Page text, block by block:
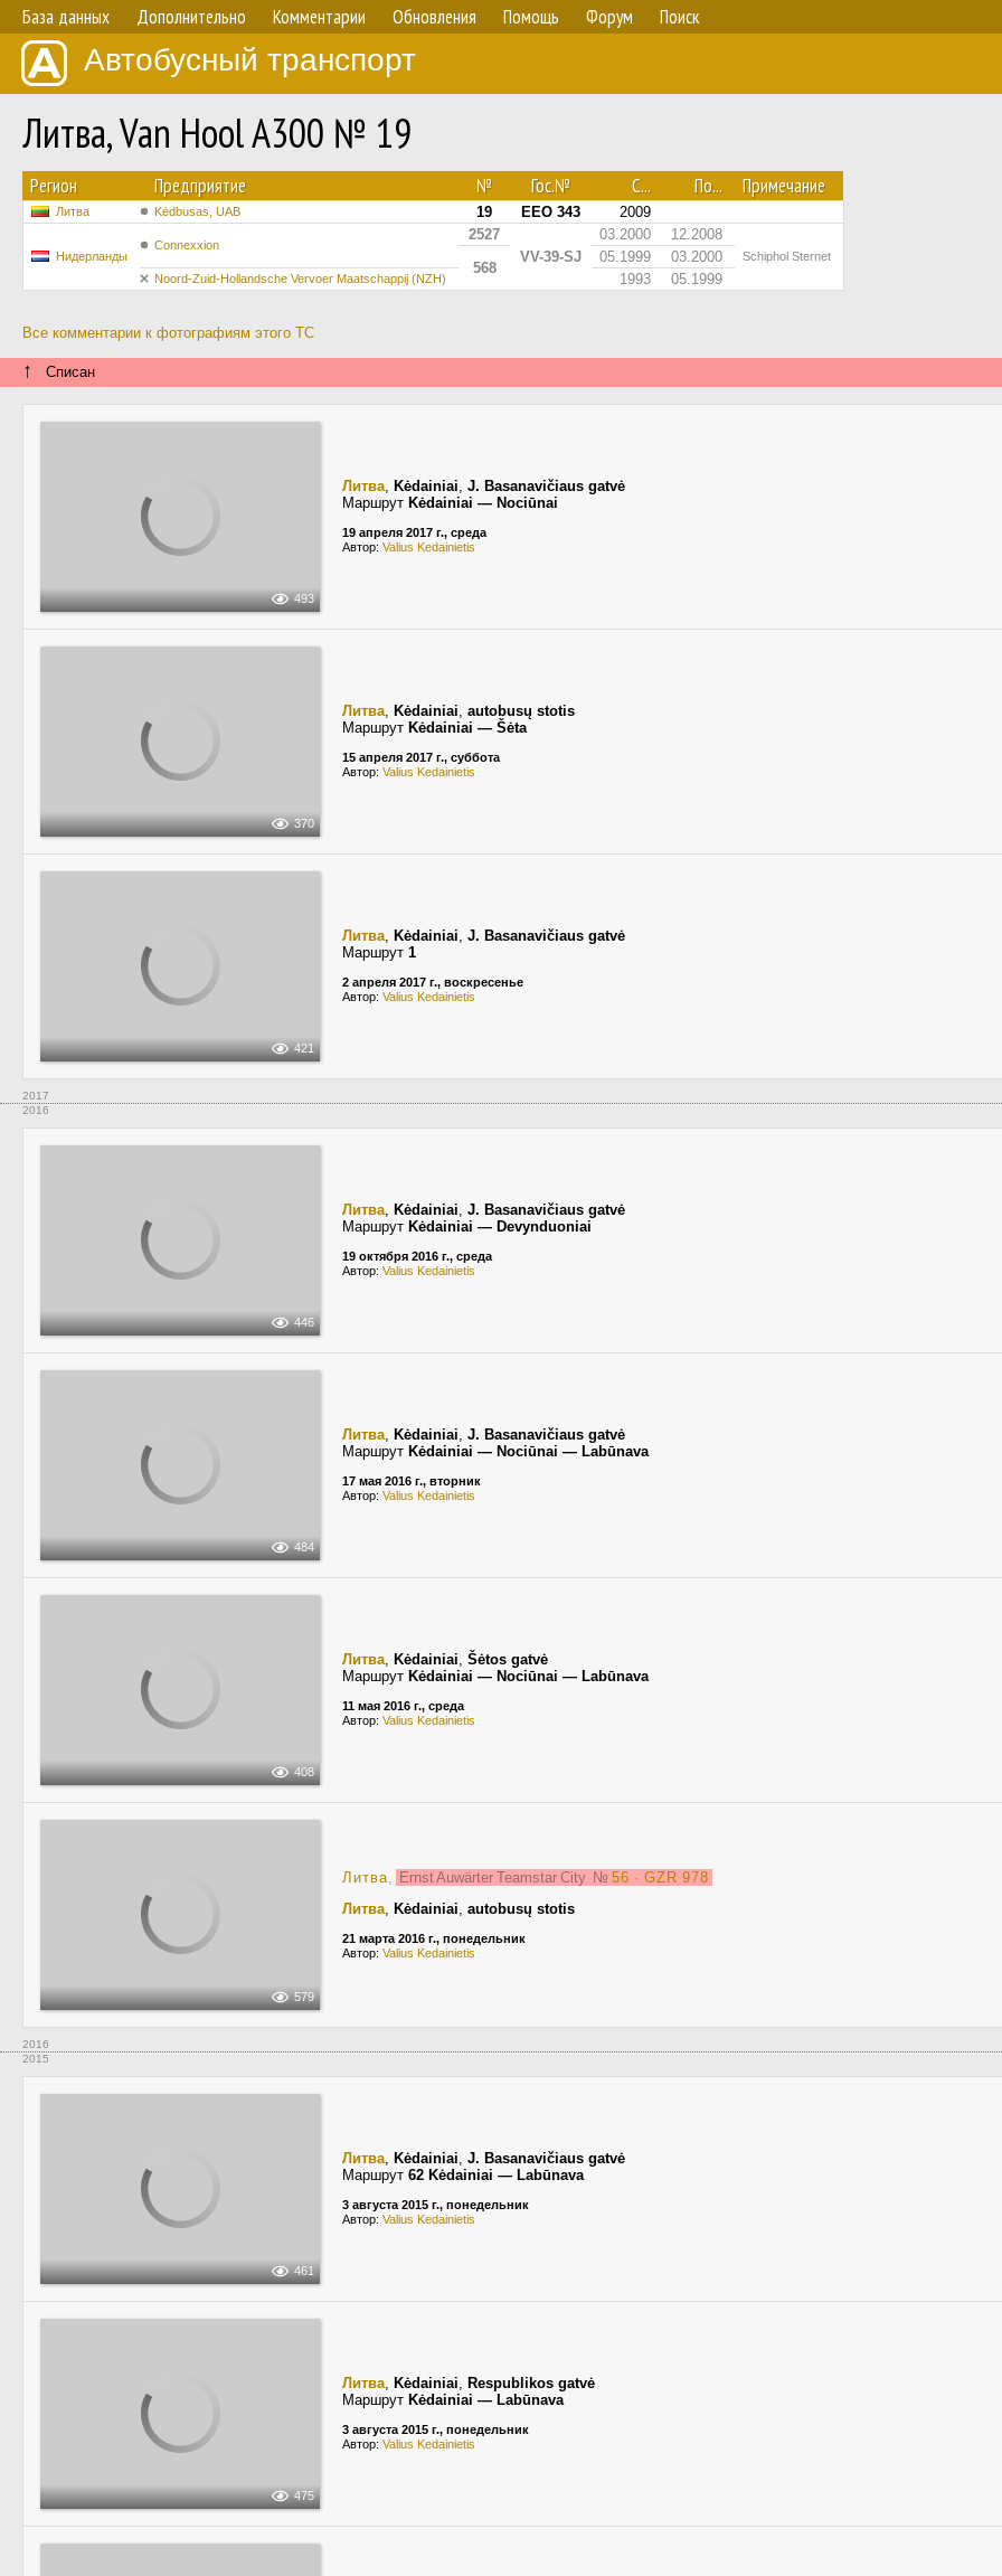
База данных Дополнительно Комментарии Обновления Помощь Форум Поиск
Автобусный транспорт
Литва, Van Hool A300 № 19
Регион Предприятие № Гос.№ С... По... Примечание
Литва Kėdbusas, UAB 19 EEO 343 2009
Нидерланды
Connexxion
2527
VV-39-SJ
03.2000 12.2008
Schiphol Sternet
568
05.1999 03.2000
Noord-Zuid-Hollandsche Vervoer Maatschappij (NZH) 1993 05.1999
Все комментарии к фотографиям этого ТС
↑ Списан
493
Литва, Kėdainiai, J. Basanavičiaus gatvė
Маршрут Kėdainiai — Nociūnai
19 апреля 2017 г., среда
Автор: Valius Kedainietis
370
Литва, Kėdainiai, autobusų stotis
Маршрут Kėdainiai — Šėta
15 апреля 2017 г., суббота
Автор: Valius Kedainietis
421
Литва, Kėdainiai, J. Basanavičiaus gatvė
Маршрут 1
2 апреля 2017 г., воскресенье
Автор: Valius Kedainietis
2017
2016
446
Литва, Kėdainiai, J. Basanavičiaus gatvė
Маршрут Kėdainiai — Devynduoniai
19 октября 2016 г., среда
Автор: Valius Kedainietis
484
Литва, Kėdainiai, J. Basanavičiaus gatvė
Маршрут Kėdainiai — Nociūnai — Labūnava
17 мая 2016 г., вторник
Автор: Valius Kedainietis
408
Литва, Kėdainiai, Šėtos gatvė
Маршрут Kėdainiai — Nociūnai — Labūnava
11 мая 2016 г., среда
Автор: Valius Kedainietis
579
Литва, Ernst Auwärter Teamstar City № 56 · GZR 978
Литва, Kėdainiai, autobusų stotis
21 марта 2016 г., понедельник
Автор: Valius Kedainietis
2016
2015
461
Литва, Kėdainiai, J. Basanavičiaus gatvė
Маршрут 62 Kėdainiai — Labūnava
3 августа 2015 г., понедельник
Автор: Valius Kedainietis
475
Литва, Kėdainiai, Respublikos gatvė
Маршрут Kėdainiai — Labūnava
3 августа 2015 г., понедельник
Автор: Valius Kedainietis